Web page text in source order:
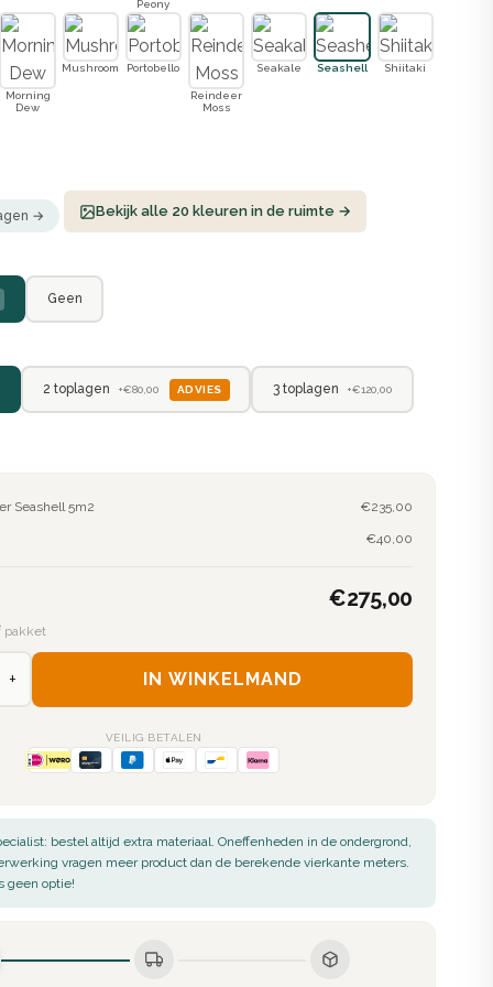
Peony
Morning
Dew
Mushroom Portobello
Reindeer
Moss
Seakale Seashell Shiitaki
→ Bekijk alle 20 kleuren in de ruimte →
Geen
2 toplagen +€80,00 ADVIES 3 toplagen +€120,00
Seashell 5m2 €235,00
€40,00
€275,00
pakket
+ IN WINKELMAND
VEILIG BETALEN
bestel altijd extra materiaal. Oneffenheden in de ondergrond,
vragen meer product dan de berekende vierkante meters.
geen optie!